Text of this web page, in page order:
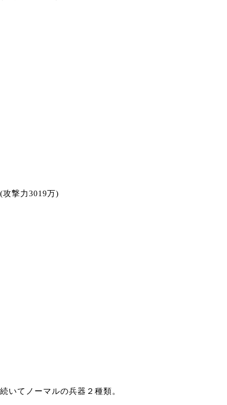
(攻撃力3019万)
続いてノーマルの兵器２種類。